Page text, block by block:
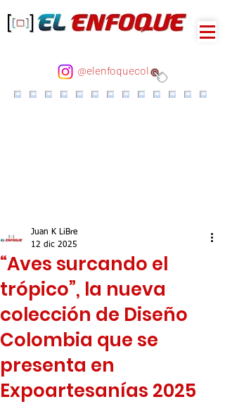
@elenfoquecol
“Aves surcando el
trópico”, la nueva
colección de Diseño
Colombia que se
presenta en
Expoartesanías 2025
Juan K LiBre
12 dic 2025